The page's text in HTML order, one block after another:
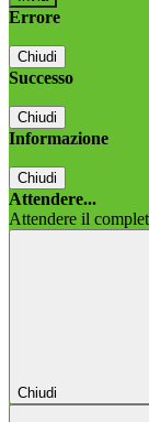
Errore
Chiudi
Successo
Chiudi
Informazione
Chiudi
Attendere...
Attendere il
Chiudi